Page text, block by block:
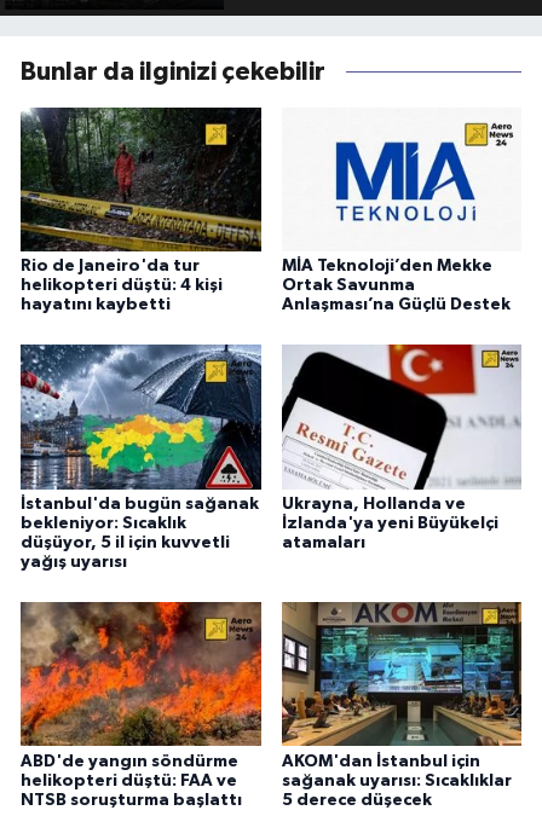
Bunlar da ilginizi çekebilir
Rio de Janeiro'da tur
helikopteri düştü: 4 kişi
hayatını kaybetti
MİA Teknoloji’den Mekke
Ortak Savunma
Anlaşması’na Güçlü Destek
İstanbul'da bugün sağanak
bekleniyor: Sıcaklık
düşüyor, 5 il için kuvvetli
yağış uyarısı
Ukrayna, Hollanda ve
İzlanda'ya yeni Büyükelçi
atamaları
ABD'de yangın söndürme
helikopteri düştü: FAA ve
NTSB soruşturma başlattı
AKOM'dan İstanbul için
sağanak uyarısı: Sıcaklıklar
5 derece düşecek